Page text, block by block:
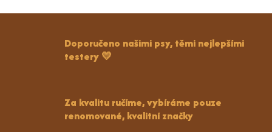
Doporučeno našimi psy, těmi nejlepšími
testery 💛
Za kvalitu ručíme, vybíráme pouze
renomované, kvalitní značky